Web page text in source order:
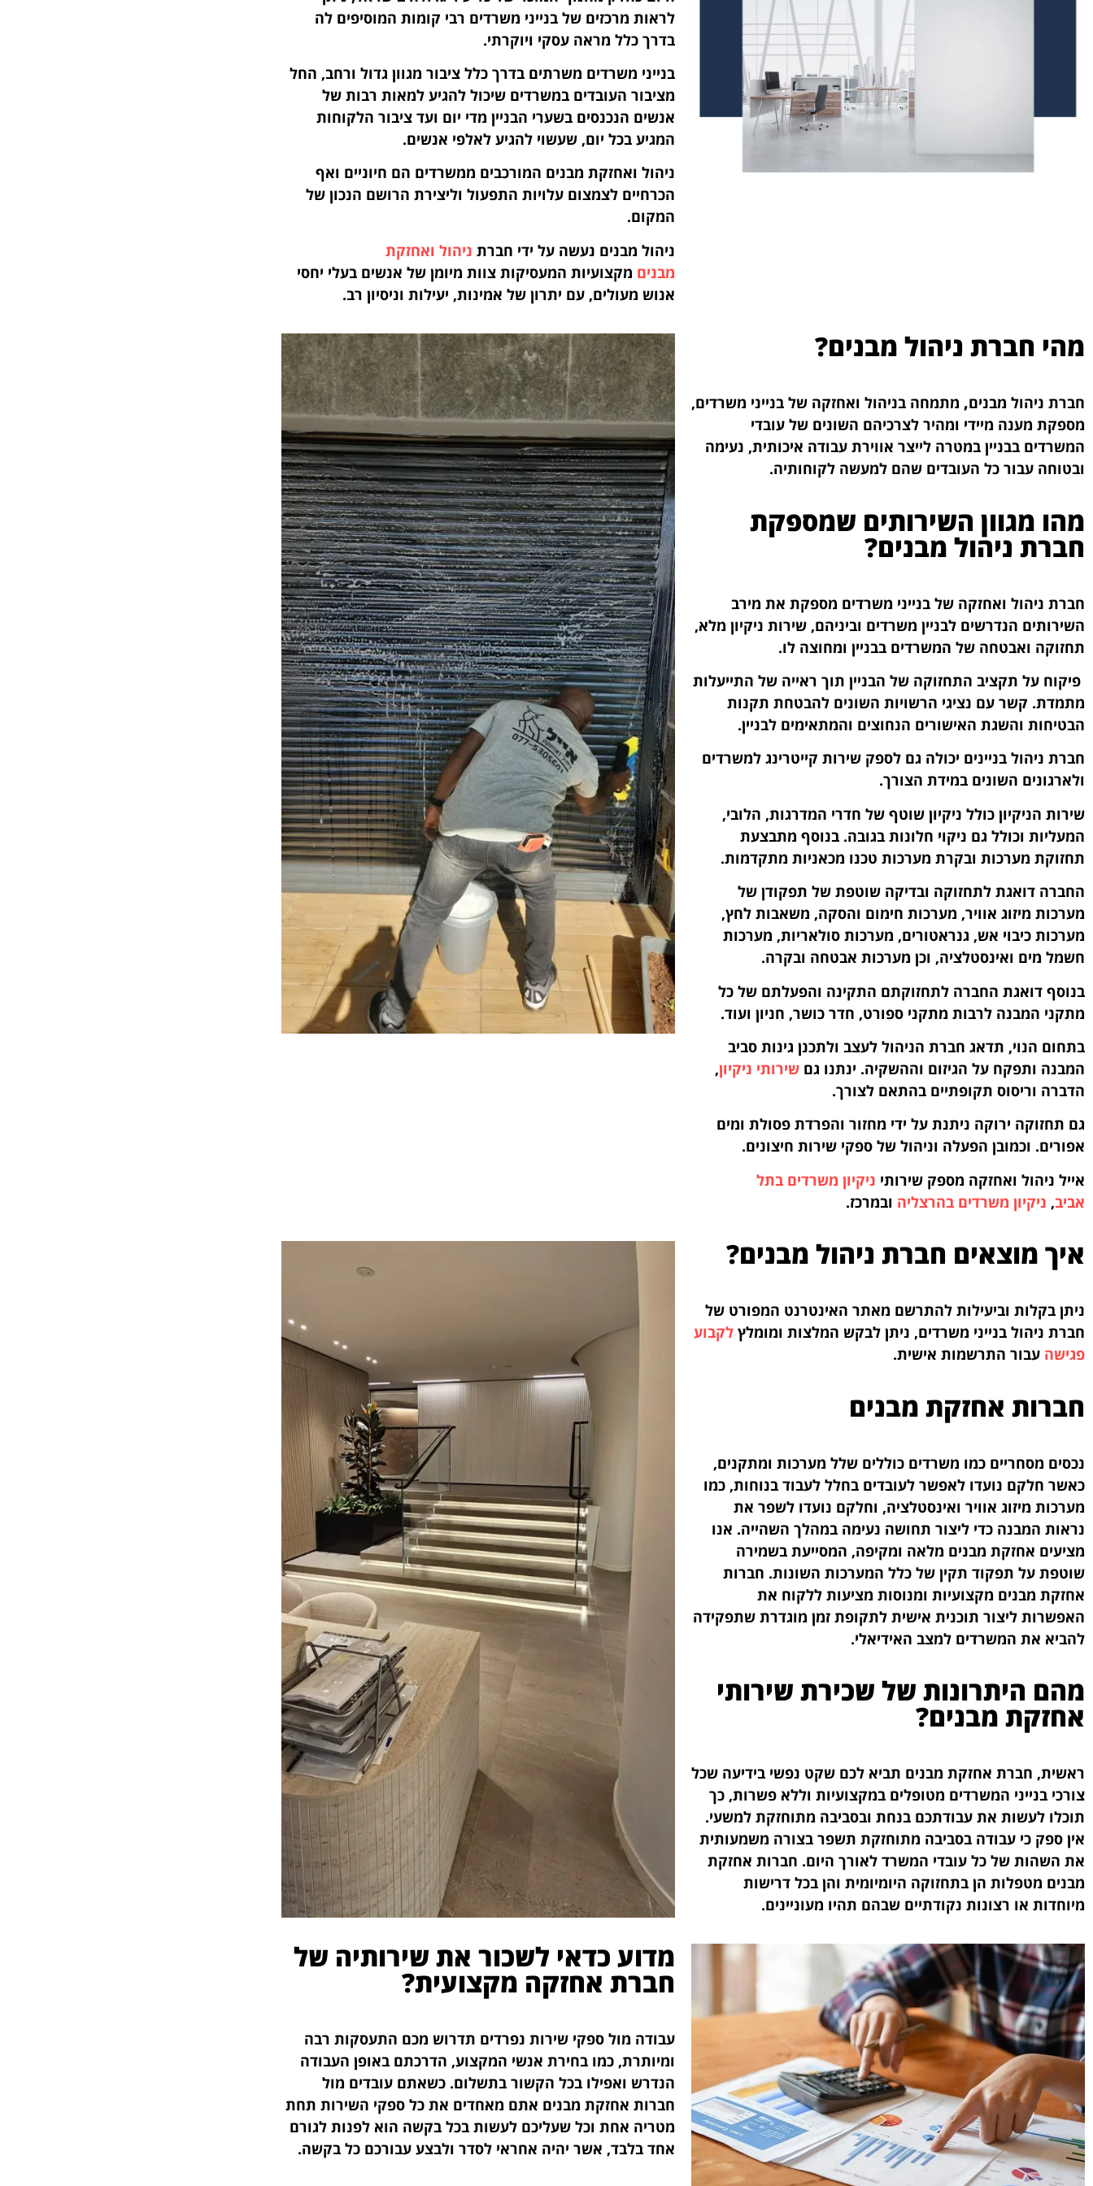
לראות מרכזים של בנייני משרדים רבי קומות המוסיפים לה
בדרך כלל מראה עסקי ויוקרתי.
בנייני משרדים משרתים בדרך כלל ציבור מגוון גדול ורחב, החל
מציבור העובדים במשרדים שיכול להגיע למאות רבות של
אנשים הנכנסים בשערי הבניין מדי יום ועד ציבור הלקוחות
המגיע בכל יום, שעשוי להגיע לאלפי אנשים.
ניהול ואחזקת מבנים המורכבים ממשרדים הם חיוניים ואף
הכרחיים לצמצום עלויות התפעול וליצירת הרושם הנכון של
המקום.
ניהול מבנים נעשה על ידי חברת ניהול ואחזקת
מבנים מקצועיות המעסיקות צוות מיומן של אנשים בעלי יחסי
אנוש מעולים, עם יתרון של אמינות, יעילות וניסיון רב.
מהי חברת ניהול מבנים?
חברת ניהול מבנים, מתמחה בניהול ואחזקה של בנייני משרדים,
מספקת מענה מיידי ומהיר לצרכיהם השונים של עובדי
המשרדים בבניין במטרה לייצר אווירת עבודה איכותית, נעימה
ובטוחה עבור כל העובדים שהם למעשה לקוחותיה.
מהו מגוון השירותים שמספקת
חברת ניהול מבנים?
חברת ניהול ואחזקה של בנייני משרדים מספקת את מירב
השירותים הנדרשים לבניין משרדים וביניהם, שירות ניקיון מלא,
תחזוקה ואבטחה של המשרדים בבניין ומחוצה לו.
פיקוח על תקציב התחזוקה של הבניין תוך ראייה של התייעלות
מתמדת. קשר עם נציגי הרשויות השונים להבטחת תקנות
הבטיחות והשגת האישורים הנחוצים והמתאימים לבניין.
חברת ניהול בניינים יכולה גם לספק שירות קייטרינג למשרדים
ולארגונים השונים במידת הצורך.
שירות הניקיון כולל ניקיון שוטף של חדרי המדרגות, הלובי,
המעליות וכולל גם ניקוי חלונות בגובה. בנוסף מתבצעת
תחזוקת מערכות ובקרת מערכות טכנו מכאניות מתקדמות.
החברה דואגת לתחזוקה ובדיקה שוטפת של תפקודן של
מערכות מיזוג אוויר, מערכות חימום והסקה, משאבות לחץ,
מערכות כיבוי אש, גנראטורים, מערכות סולאריות, מערכות
חשמל מים ואינסטלציה, וכן מערכות אבטחה ובקרה.
בנוסף דואגת החברה לתחזוקתם התקינה והפעלתם של כל
מתקני המבנה לרבות מתקני ספורט, חדר כושר, חניון ועוד.
בתחום הנוי, תדאג חברת הניהול לעצב ולתכנן גינות סביב
המבנה ותפקח על הגיזום וההשקיה. ינתנו גם שירותי ניקיון,
הדברה וריסוס תקופתיים בהתאם לצורך.
גם תחזוקה ירוקה ניתנת על ידי מחזור והפרדת פסולת ומים
אפורים. וכמובן הפעלה וניהול של ספקי שירות חיצונים.
אייל ניהול ואחזקה מספק שירותי ניקיון משרדים בתל
אביב, ניקיון משרדים בהרצליה ובמרכז.
איך מוצאים חברת ניהול מבנים?
ניתן בקלות וביעילות להתרשם מאתר האינטרנט המפורט של
חברת ניהול בנייני משרדים, ניתן לבקש המלצות ומומלץ לקבוע
פגישה עבור התרשמות אישית.
חברות אחזקת מבנים
נכסים מסחריים כמו משרדים כוללים שלל מערכות ומתקנים,
כאשר חלקם נועדו לאפשר לעובדים בחלל לעבוד בנוחות, כמו
מערכות מיזוג אוויר ואינסטלציה, וחלקם נועדו לשפר את
נראות המבנה כדי ליצור תחושה נעימה במהלך השהייה. אנו
מציעים אחזקת מבנים מלאה ומקיפה, המסייעת בשמירה
שוטפת על תפקוד תקין של כלל המערכות השונות. חברות
אחזקת מבנים מקצועיות ומנוסות מציעות ללקוח את
האפשרות ליצור תוכנית אישית לתקופת זמן מוגדרת שתפקידה
להביא את המשרדים למצב האידיאלי.
מהם היתרונות של שכירת שירותי
אחזקת מבנים?
ראשית, חברת אחזקת מבנים תביא לכם שקט נפשי בידיעה שכל
צורכי בנייני המשרדים מטופלים במקצועיות וללא פשרות, כך
תוכלו לעשות את עבודתכם בנחת ובסביבה מתוחזקת למשעי.
אין ספק כי עבודה בסביבה מתוחזקת תשפר בצורה משמעותית
את השהות של כל עובדי המשרד לאורך היום. חברות אחזקת
מבנים מטפלות הן בתחזוקה היומיומית והן בכל דרישות
מיוחדות או רצונות נקודתיים שבהם תהיו מעוניינים.
מדוע כדאי לשכור את שירותיה של
חברת אחזקה מקצועית?
עבודה מול ספקי שירות נפרדים תדרוש מכם התעסקות רבה
ומיותרת, כמו בחירת אנשי המקצוע, הדרכתם באופן העבודה
הנדרש ואפילו בכל הקשור בתשלום. כשאתם עובדים מול
חברות אחזקת מבנים אתם מאחדים את כל ספקי השירות תחת
מטריה אחת וכל שעליכם לעשות בכל בקשה הוא לפנות לגורם
אחד בלבד, אשר יהיה אחראי לסדר ולבצע עבורכם כל בקשה.